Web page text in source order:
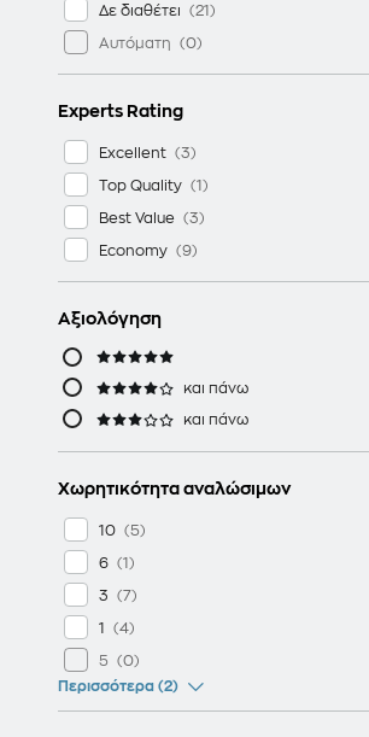
Δε διαθέτει
Αυτόματη
Experts Rating
Excellent
Top Quality
Best Value
Economy
Αξιολόγηση
και πάνω
και πάνω
Χωρητικότητα αναλώσιμων
10
6
3
1
5
Περισσότερα (2)